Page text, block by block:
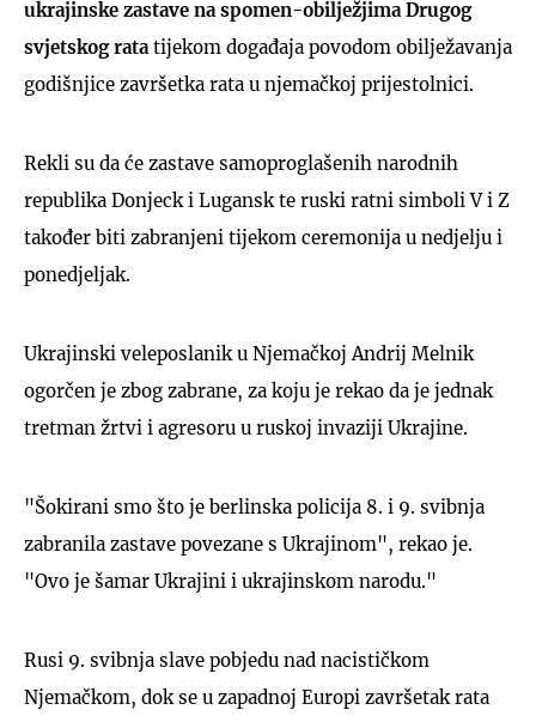
ukrajinske zastave na spomen-obilježjima Drugog
svjetskog ratatijekom događaja povodom obilježavanja
godišnjice završetka rata u njemačkoj prijestolnici.
Rekli su da će zastave samoproglašenih narodnih
republika Donjeck i Lugansk te ruski ratni simboli V i Z
također biti zabranjeni tijekom ceremonija u nedjelju i
ponedjeljak.
Ukrajinski veleposlanik u Njemačkoj Andrij Melnik
ogorčen je zbog zabrane, za koju je rekao da je jednak
tretman žrtvi i agresoru u ruskoj invaziji Ukrajine.
"Šokirani smo što je berlinska policija 8. i 9. svibnja
zabranila zastave povezane s Ukrajinom", rekao je.
"Ovo je šamar Ukrajini i ukrajinskom narodu."
Rusi 9. svibnja slave pobjedu nad nacističkom
Njemačkom, dok se u zapadnoj Europi završetak rata